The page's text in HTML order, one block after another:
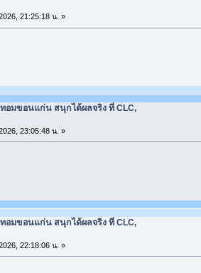
21:25:18 น. »
ทอมขอนแก่น สนุกได้ผลจริง ที่ CLC,
23:05:48 น. »
ทอมขอนแก่น สนุกได้ผลจริง ที่ CLC,
22:18:06 น. »